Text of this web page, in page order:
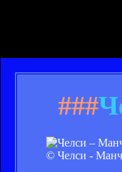
###
© Челси -